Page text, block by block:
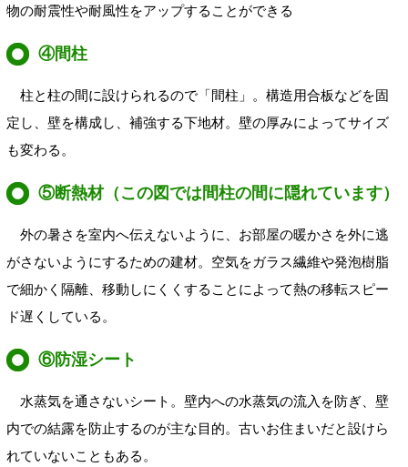
物の耐震性や耐風性をアップすることができる
④間柱
柱と柱の間に設けられるので「間柱」。構造用合板などを固
定し、壁を構成し、補強する下地材。壁の厚みによってサイズ
も変わる。
⑤断熱材（この図では間柱の間に隠れています）
外の暑さを室内へ伝えないように、お部屋の暖かさを外に逃
がさないようにするための建材。空気をガラス繊維や発泡樹脂
で細かく隔離、移動しにくくすることによって熱の移転スピー
ド遅くしている。
⑥防湿シート
水蒸気を通さないシート。壁内への水蒸気の流入を防ぎ、壁
内での結露を防止するのが主な目的。古いお住まいだと設けら
れていないこともある。